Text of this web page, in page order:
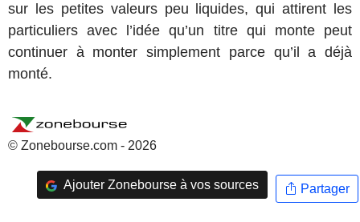
sur les petites valeurs peu liquides, qui attirent les
particuliers avec l’idée qu’un titre qui monte peut
continuer à monter simplement parce qu’il a déjà
monté.
© Zonebourse.com - 2026
Ajouter Zonebourse à vos sources Partager